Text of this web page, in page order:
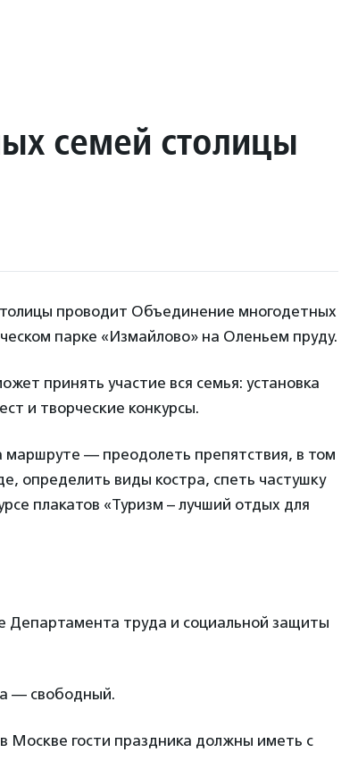
семей столицы
проводит Объединение многодетных
парке «Измайлово» на Оленьем пруду.
принять участие вся семья: установка
и творческие конкурсы.
— преодолеть препятствия, в том
определить виды костра, спеть частушку
плакатов «Туризм – лучший отдых для
труда и социальной защиты
— свободный.
Москве гости праздника должны иметь с